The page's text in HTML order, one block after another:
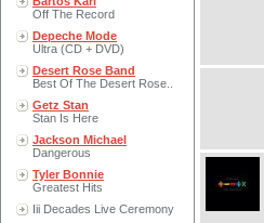
Off The Record
Depeche Mode
Ultra (CD + DVD)
Desert Rose Band
Best Of The Desert Rose..
Getz Stan
Stan Is Here
Jackson Michael
Dangerous
Tyler Bonnie
Greatest Hits
Iii Decades Live Ceremony